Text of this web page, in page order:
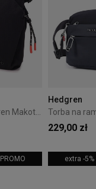
Hedgren
229,00 zł
extra -